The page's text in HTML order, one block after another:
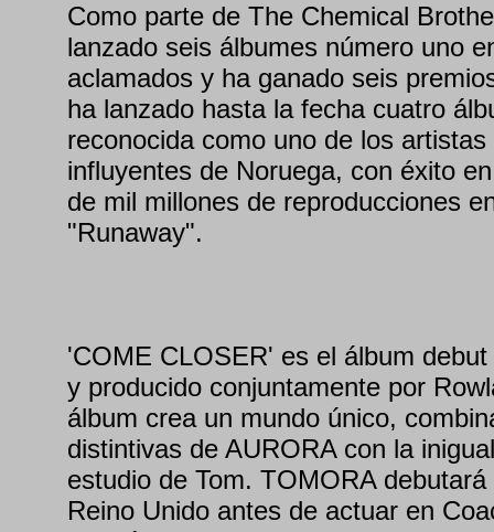
Como parte de The Chemical
lanzado seis álbumes número uno
aclamados y ha ganado seis
ha lanzado hasta la fecha cuatro
reconocida como uno de los
influyentes de Noruega, con éxito
de mil millones de reproducciones
"Runaway".
'COME CLOSER' es el álbum
y producido conjuntamente por
álbum crea un mundo único,
distintivas de AURORA con la
estudio de Tom. TOMORA
Reino Unido antes de actuar en